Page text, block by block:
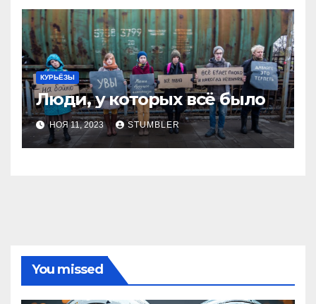
КУРЬЁЗЫ
Люди, у которых всё было
НОЯ 11, 2023 STUMBLER
You missed